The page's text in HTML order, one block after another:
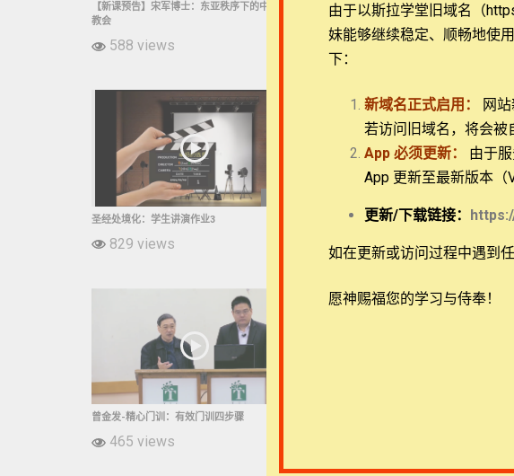
【新课预告】宋军博士：东亚秩序下的中日韩
教会
588 views
【新课预告】布洛克博士：盟约的圣经神学
598 views
圣经处境化：学生讲演作业3
829 views
圣经处境化：学生讲演作业2
717 views
曾金发-精心门训：有效门训四步骤
465 views
由于以斯拉学堂旧域名（
妹能够继续稳定、顺畅地使
下：
新域名正式启用： 网
若访问旧域名，将会被
App 必须更新：
由于
App 更新至最新版本（
更新/下载链接：
如在更新或访问过程中遇到
愿神赐福您的学习与侍奉！